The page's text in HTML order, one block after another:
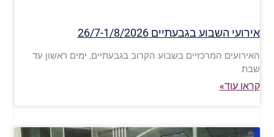
אירועי השבוע בגבעתיים 26/7-1/8/2026
האירועים המרכזיים בשבוע הקרוב בגבעתיים, ימים ראשון עד
שבת
קראו עוד»